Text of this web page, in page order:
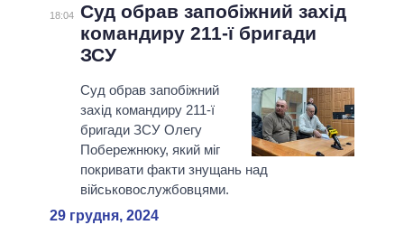
18:04 Суд обрав запобіжний захід
командиру 211-ї бригади
ЗСУ
Суд обрав запобіжний
захід командиру 211-ї
бригади ЗСУ Олегу
Побережнюку, який міг
покривати факти знущань над
військовослужбовцями.
29 грудня, 2024